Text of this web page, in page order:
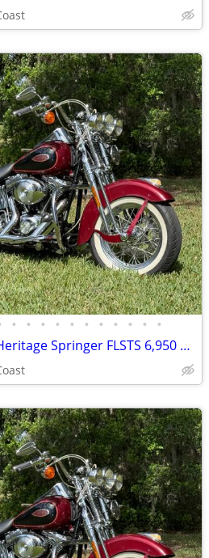
• • • • • • • • • • •
2001 Harley Davidson Heritage Springer FLSTS 6,950 miles,